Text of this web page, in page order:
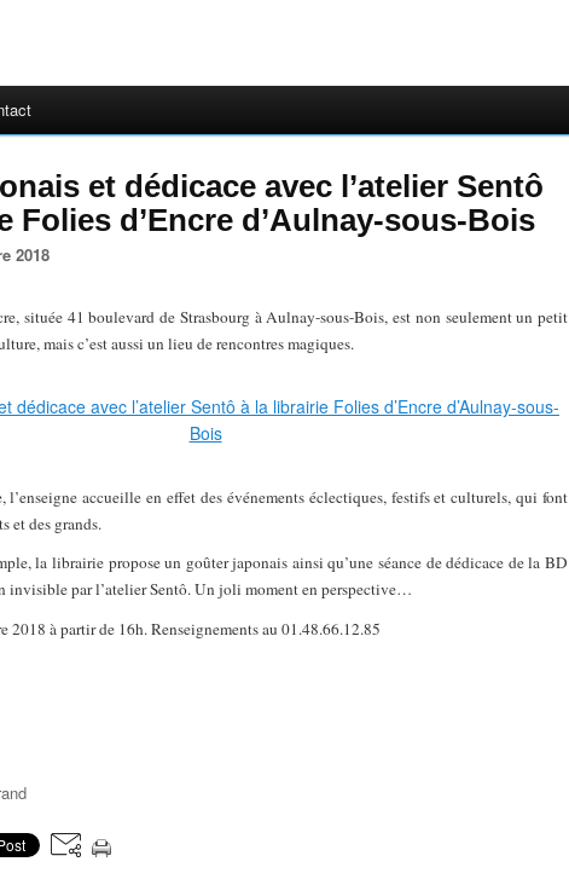
et dédicace avec l’atelier Sentô
Folies d’Encre d’Aulnay-sous-Bois
2018
située 41 boulevard de Strasbourg à Aulnay-sous-Bois, est non seulement un petit
mais c’est aussi un lieu de rencontres magiques.
l’enseigne accueille en effet des événements éclectiques, festifs et culturels, qui font
et des grands.
la librairie propose un goûter japonais ainsi qu’une séance de dédicace de la BD
invisible par l’atelier Sentô. Un joli moment en perspective…
2018 à partir de 16h. Renseignements au 01.48.66.12.85